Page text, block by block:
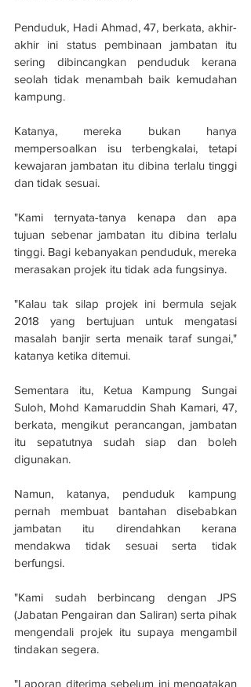
Penduduk, Hadi Ahmad, 47, berkata, akhir-
akhir ini status pembinaan jambatan itu
sering dibincangkan penduduk kerana
seolah tidak menambah baik kemudahan
kampung.
Katanya, mereka bukan hanya
mempersoalkan isu terbengkalai, tetapi
kewajaran jambatan itu dibina terlalu tinggi
dan tidak sesuai.
"Kami ternyata-tanya kenapa dan apa
tujuan sebenar jambatan itu dibina terlalu
tinggi. Bagi kebanyakan penduduk, mereka
merasakan projek itu tidak ada fungsinya.
"Kalau tak silap projek ini bermula sejak
2018 yang bertujuan untuk mengatasi
masalah banjir serta menaik taraf sungai,"
katanya ketika ditemui.
Sementara itu, Ketua Kampung Sungai
Suloh, Mohd Kamaruddin Shah Kamari, 47,
berkata, mengikut perancangan, jambatan
itu sepatutnya sudah siap dan boleh
digunakan.
Namun, katanya, penduduk kampung
pernah membuat bantahan disebabkan
jambatan itu direndahkan kerana
mendakwa tidak sesuai serta tidak
berfungsi.
"Kami sudah berbincang dengan JPS
(Jabatan Pengairan dan Saliran) serta pihak
mengendali projek itu supaya mengambil
tindakan segera.
"Laporan diterima sebelum ini mengatakan